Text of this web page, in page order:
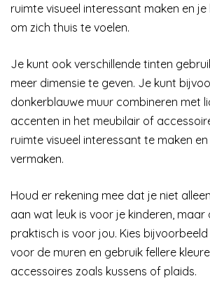
ruimte visueel interessant maken en je
om zich thuis te voelen.
Je kunt ook verschillende tinten
meer dimensie te geven. Je kunt
donkerblauwe muur combineren met
accenten in het meubilair of
ruimte visueel interessant te maken
vermaken.
Houd er rekening mee dat je niet
aan wat leuk is voor je kinderen,
praktisch is voor jou. Kies
voor de muren en gebruik fellere
accessoires zoals kussens of plaids.